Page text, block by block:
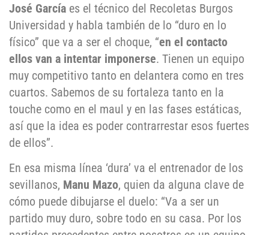
José García es el técnico del Recoletas Burgos
Universidad y habla también de lo “duro en lo
físico” que va a ser el choque, “en el contacto
ellos van a intentar imponerse. Tienen un equipo
muy competitivo tanto en delantera como en tres
cuartos. Sabemos de su fortaleza tanto en la
touche como en el maul y en las fases estáticas,
así que la idea es poder contrarrestar esos fuertes
de ellos”.
En esa misma línea ‘dura’ va el entrenador de los
sevillanos, Manu Mazo, quien da alguna clave de
cómo puede dibujarse el duelo: “Va a ser un
partido muy duro, sobre todo en su casa. Por los